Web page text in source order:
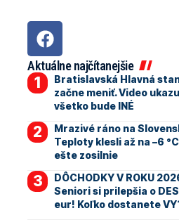
Aktuálne najčítanejšie
Bratislavská Hlavná
začne meniť. Video
všetko bude INÉ
Mrazivé ráno na
Teploty klesli až na –6
ešte zosilnie
DÔCHODKY V ROKU
Seniori si prilepšia o
eur! Koľko dostanete